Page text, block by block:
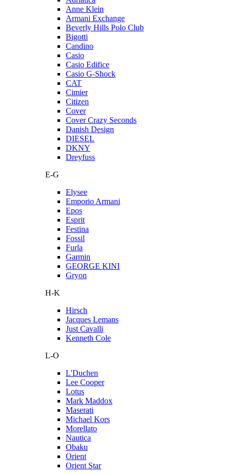
Anne Klein
Armani Exchange
Beverly Hills Polo Club
Bigotti
Candino
Casio
Casio Edifice
Casio G-Shock
CAT
Cimier
Citizen
Cover
Cover Crazy Seconds
Danish Design
DIESEL
DKNY
Dreyfuss
E-G
Elysee
Emporio Armani
Epos
Esprit
Festina
Fossil
Furla
Garmin
GEORGE KINI
Gryon
H-K
Hirsch
Jacques Lemans
Just Cavalli
Kenneth Cole
L-O
L'Duchen
Lee Cooper
Lotus
Mark Maddox
Maserati
Michael Kors
Morellato
Nautica
Obaku
Orient
Orient Star